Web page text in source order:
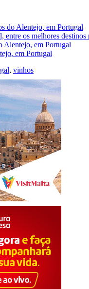
do Alentejo, em Portugal
entre os melhores
Alentejo, em Portugal
em Portugal
, vinhos